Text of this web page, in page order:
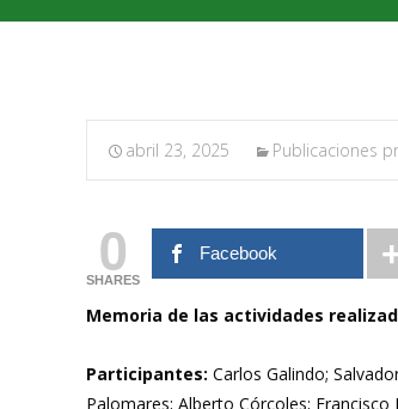
abril 23, 2025 Publicaciones
0
SHARES
Facebook
Memoria de las actividades
Participantes: Carlos Galindo;
Palomares; Alberto Córcoles;